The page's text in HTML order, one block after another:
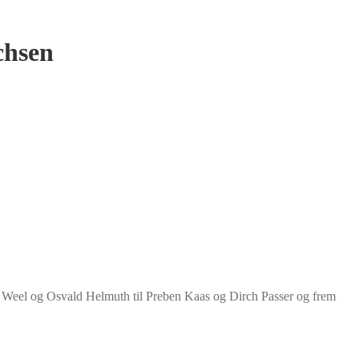
og Osvald Helmuth til Preben Kaas og Dirch Passer og frem